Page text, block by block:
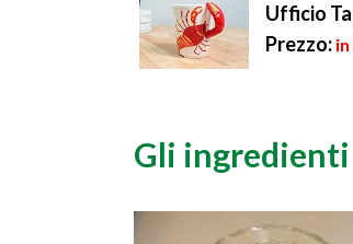
Ufficio
Prezzo:
Gli ingredienti